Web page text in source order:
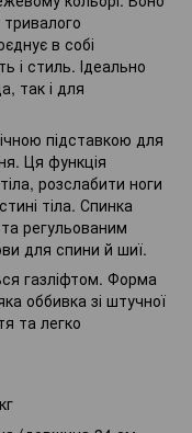
в собі
і стиль. Ідеально
так і для
підставкою для
Ця функція
розслабити ноги
тіла. Спинка
регульованим
для спини й шиї.
газліфтом. Форма
оббивка зі штучної
та легко